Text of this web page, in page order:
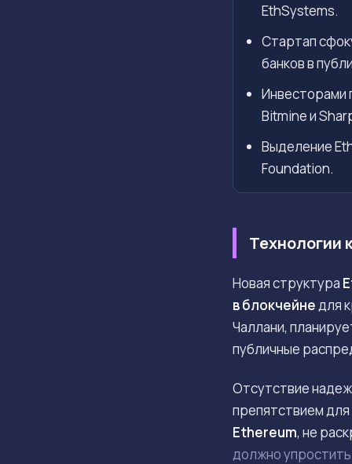
EthSystems.
Стартап
банков в
Инвесторами
Bitmine и
Выделение
Foundation.
Технологии
Новая структура
в блокчейнедля
Чаллани,
публичные
Отсутствие
препятствием
Ethereum, не
должно